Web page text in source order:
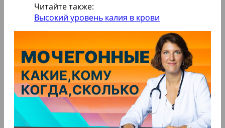
Читайте также:
Высокий уровень калия в крови